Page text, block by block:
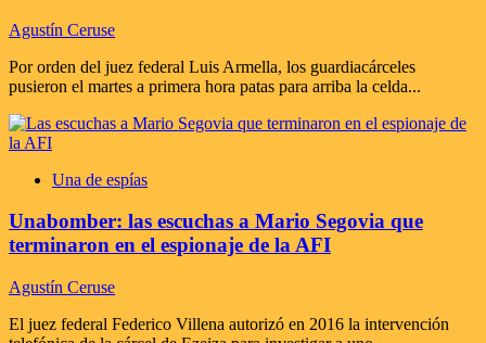
Agustín Ceruse
Por orden del juez federal Luis Armella, los guardiacárceles
pusieron el martes a primera hora patas para arriba la celda...
Una de espías
Unabomber: las escuchas a Mario Segovia que
terminaron en el espionaje de la AFI
Agustín Ceruse
El juez federal Federico Villena autorizó en 2016 la intervención